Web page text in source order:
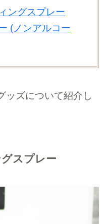
ングスプレー
(ノンアルコー
ッズについて紹介し
スプレー